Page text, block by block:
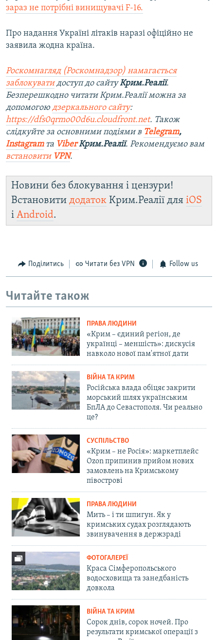
зараз не потрібні винищувачі F-16.
Про надання Україні літаків наразі офіційно не
заявила жодна країна.
Роскомнагляд (Роскомнадзор) намагається
заблокуватидоступ до сайтуКрим.Реалії.
Безперешкодно читати Крим.Реалії можна за
допомогою дзеркального сайту:
https://dfs0qrmo00d6u.cloudfront.net. Також
слідкуйте за основними подіями в Telegram,
Instagramта ViberКрим.Реалії. Рекомендуємо вам
встановити VPN.
Новини без блокування і цензури!
Встановити додаток Крим.Реалії для iOS
і Android.
Поділитись Читати без VPN Follow us
Читайте також
ПРАВА ЛЮДИНИ
«Крим – єдиний регіон, де
українці – меншість»: дискусія
навколо нової пам'ятної дати
ВІЙНА ТА КРИМ
Російська влада обіцяє закрити
морський шлях українським
БпЛА до Севастополя. Чи реально
це?
СУСПІЛЬСТВО
«Крим – не Росія»: маркетплейс
Ozon припинив прийом нових
замовлень на Кримському
півострові
ПРАВА ЛЮДИНИ
Мить – і ти шпигун. Як у
кримських судах розглядають
звинувачення в держзраді
ФОТОГАЛЕРЕЇ
Краса Сімферопольського
водосховища та занедбаність
довкола
ВІЙНА ТА КРИМ
Сорок днів, сорок ночей. Про
результати кримської операції з